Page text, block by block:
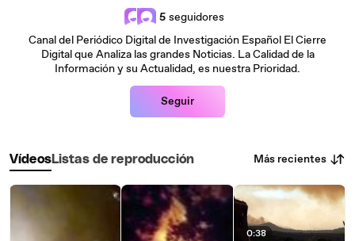
5 seguidores
Canal del Periódico Digital de Investigación Español El Cierre
Digital que Analiza las grandes Noticias. La Calidad de la
Información y su Actualidad, es nuestra Prioridad.
Seguir
VídeosListas de reproducción Más recientes
0:38